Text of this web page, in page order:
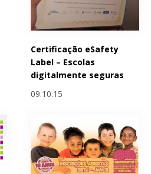
Certificação eSafety
Label – Escolas
digitalmente seguras
09.10.15